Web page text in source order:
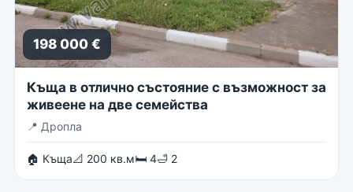
198 000 €
Къща в отлично състояние с възможност за
живеене на две семейства
📍 Дропла
🏠 Къща📐 200 кв.м🛏 4🛁 2